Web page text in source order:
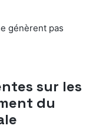
génèrent pas
sur les
du